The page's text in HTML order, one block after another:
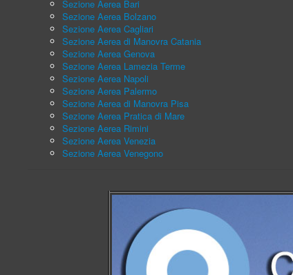
Sezione Aerea Bari
Sezione Aerea Bolzano
Sezione Aerea Cagliari
Sezione Aerea di Manovra Catania
Sezione Aerea Genova
Sezione Aerea Lamezia Terme
Sezione Aerea Napoli
Sezione Aerea Palermo
Sezione Aerea di Manovra Pisa
Sezione Aerea Pratica di Mare
Sezione Aerea Rimini
Sezione Aerea Venezia
Sezione Aerea Venegono